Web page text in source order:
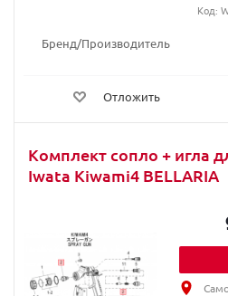
Бренд/Производитель
Отложить
Код:
Комплект сопло + игла
Iwata Kiwami4 BELLARIA